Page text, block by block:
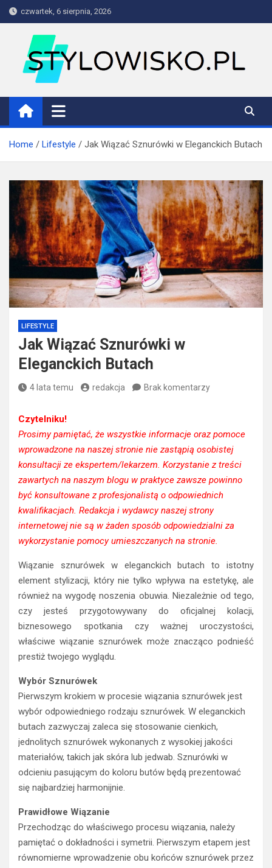
Skip
to
czwartek, 6 sierpnia, 2026
stylowisko.pl
Blog
Home Lifestyle Jak Wiązać Sznurówki w Eleganckich Butach
LIFESTYLE
Jak Wiązać Sznurówki w
Eleganckich Butach
4 lata temu redakcja Brak komentarzy
Czytelniku!
Prosimy pamiętać, że wszystkie informacje oraz pomoce
wprowadzone na naszej stronie nie zastąpią osobistej
konsultacji ze ekspertem/lekarzem. Korzystanie z treści
zawartych na naszym blogu w praktyce zawsze powinno
być konsultowane z profesjonalistą o odpowiednich
kwalifikacjach. Redakcja i wydawcy naszej strony
internetowej nie są w żaden sposób odpowiedzialni za
wykorzystanie pomocy umieszczanych na stronie.
Wiązanie sznurówek w eleganckich butach to istotny
element stylizacji, który nie tylko wpływa na estetykę, ale
również na wygodę noszenia obuwia. Niezależnie od tego,
czy jesteś przygotowywany do oficjalnej kolacji,
biznesowego spotkania czy ważnej uroczystości,
właściwe wiązanie sznurówek może znacząco podnieść
prestiż twojego wyglądu.
Wybór Sznurówek
Pierwszym krokiem w procesie wiązania sznurówek jest
wybór odpowiedniego rodzaju sznurówek. W eleganckich
butach zazwyczaj zaleca się stosowanie cienkich,
jednolitych sznurówek wykonanych z wysokiej jakości
materiałów, takich jak skóra lub jedwab. Sznurówki w
odcieniu pasującym do koloru butów będą prezentować
się najbardziej harmonijnie.
Prawidłowe Wiązanie
Przechodząc do właściwego procesu wiązania, należy
pamiętać o dokładności i symetrii. Pierwszym etapem jest
równomierne wprowadzenie obu końców sznurówek przez